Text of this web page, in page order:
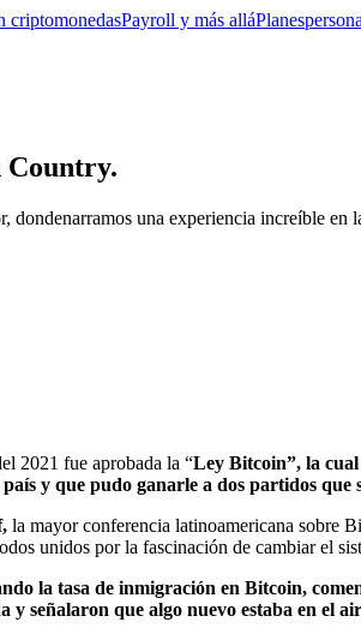
criptomonedasPayroll y más alláPlanespersona
Country.
dondenarramos una experiencia increíble en
2021 fue aprobada la “Ley Bitcoin”, la
y que pudo ganarle a dos partidos
la mayor conferencia latinoamericana sobre
unidos por la fascinación de cambiar el
la tasa de inmigración en Bitcoin,
señalaron que algo nuevo estaba en el